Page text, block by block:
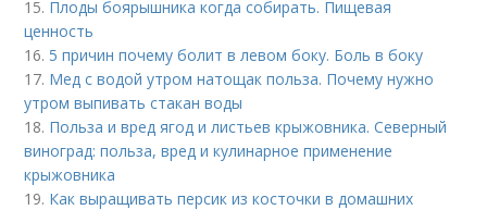
15. Плоды боярышника когда собирать. Пищевая
ценность
16. 5 причин почему болит в левом боку. Боль в боку
17. Мед с водой утром натощак польза. Почему нужно
утром выпивать стакан воды
18. Польза и вред ягод и листьев крыжовника. Северный
виноград: польза, вред и кулинарное применение
крыжовника
19. Как выращивать персик из косточки в домашних